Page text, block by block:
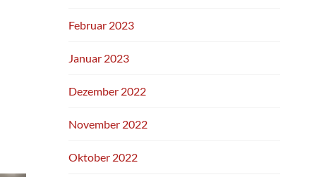
Februar 2023
Januar 2023
Dezember 2022
November 2022
Oktober 2022